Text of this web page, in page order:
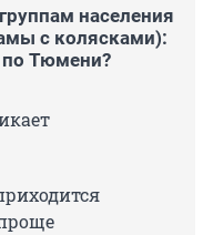
населения
с колясками):
по Тюмени?